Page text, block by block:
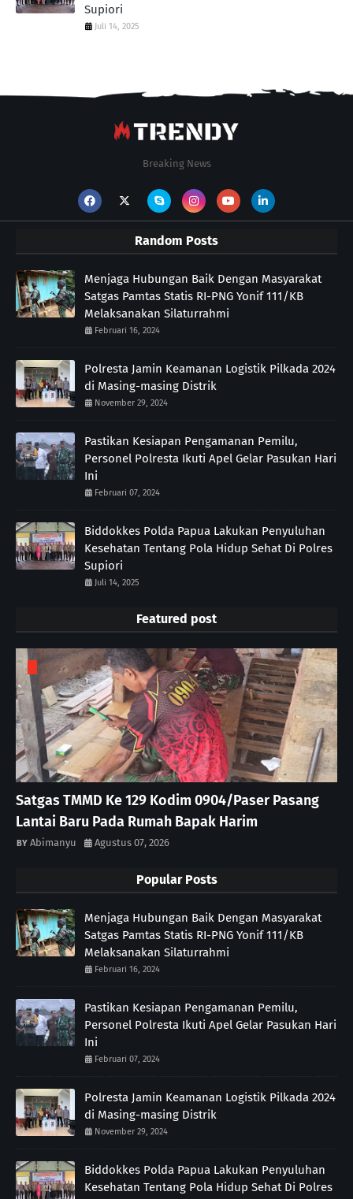
Supiori
Juli 14, 2025
Breaking News
Random Posts
Menjaga Hubungan Baik Dengan Masyarakat
Satgas Pamtas Statis RI-PNG Yonif 111/KB
Melaksanakan Silaturrahmi
Februari 16, 2024
Polresta Jamin Keamanan Logistik Pilkada 2024
di Masing-masing Distrik
November 29, 2024
Pastikan Kesiapan Pengamanan Pemilu,
Personel Polresta Ikuti Apel Gelar Pasukan Hari
Ini
Februari 07, 2024
Biddokkes Polda Papua Lakukan Penyuluhan
Kesehatan Tentang Pola Hidup Sehat Di Polres
Supiori
Juli 14, 2025
Featured post
Satgas TMMD Ke 129 Kodim 0904/Paser Pasang
Lantai Baru Pada Rumah Bapak Harim
Abimanyu Agustus 07, 2026
Popular Posts
Menjaga Hubungan Baik Dengan Masyarakat
Satgas Pamtas Statis RI-PNG Yonif 111/KB
Melaksanakan Silaturrahmi
Februari 16, 2024
Pastikan Kesiapan Pengamanan Pemilu,
Personel Polresta Ikuti Apel Gelar Pasukan Hari
Ini
Februari 07, 2024
Polresta Jamin Keamanan Logistik Pilkada 2024
di Masing-masing Distrik
November 29, 2024
Biddokkes Polda Papua Lakukan Penyuluhan
Kesehatan Tentang Pola Hidup Sehat Di Polres